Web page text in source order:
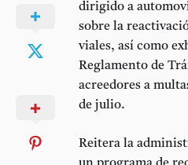
dirigido a
sobre la
viales, así como
Reglamento de
acreedores a
de julio.
Reitera la